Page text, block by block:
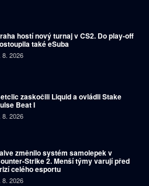
hostí nový turnaj v CS2. Do play-off
také eSuba
8. 2026
zaskočili Liquid a ovládli Stake
Beat I
8. 2026
změnilo systém samolepek v
Strike 2. Menší týmy varují před
celého esportu
8. 2026